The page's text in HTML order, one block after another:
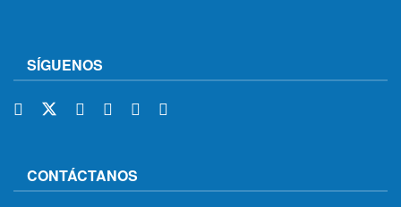
SÍGUENOS
CONTÁCTANOS